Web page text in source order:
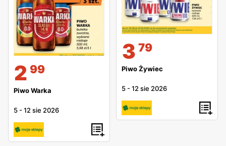
2 99
Piwo Warka
5 -12 sie 2026
3 79
Piwo Żywiec
5 -12 sie 2026